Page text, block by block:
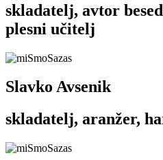
skladatelj, avtor
plesni učitelj
Slavko Avsenik
skladatelj, aranžer,